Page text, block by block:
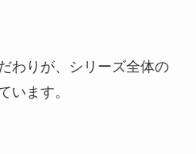
わりが、シリーズ全体の
います。